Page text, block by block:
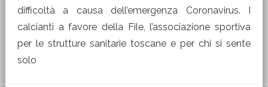
difficoltà a causa dell’emergenza Coronavirus. I
calcianti a favore della File, l’associazione sportiva
per le strutture sanitarie toscane e per chi si sente
solo